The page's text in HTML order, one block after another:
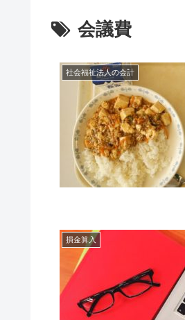
会議費
社会福祉法人の会計
損金算入